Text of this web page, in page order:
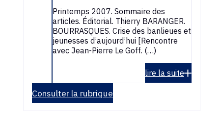
Printemps 2007. Sommaire des
articles. Éditorial. Thierry BARANGER.
BOURRASQUES. Crise des banlieues et
jeunesses d’aujourd’hui [Rencontre
avec Jean-Pierre Le Goff. (…)
lire la suite
Consulter la rubrique